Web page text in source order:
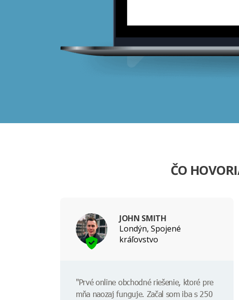
ČO
JOHN SMITH
Londýn, Spojené
kráľovstvo
"Prvé online obchodné riešenie, ktoré pre
mňa naozaj funguje. Začal som iba s 250